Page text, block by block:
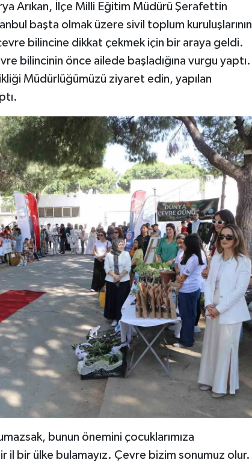
Arıkan, İlçe Milli Eğitim Müdürü Şerafettin
başta olmak üzere sivil toplum kuruluşlarının
bilincine dikkat çekmek için bir araya geldi.
bilincinin önce ailede başladığına vurgu yaptı.
Müdürlüğümüzü ziyaret edin, yapılan
bunun önemini çocuklarımıza
il bir ülke bulamayız. Çevre bizim sonumuz olur.